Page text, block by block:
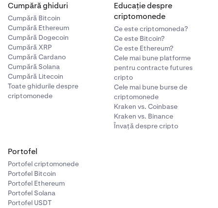
Cumpără ghiduri
Cumpără Bitcoin
Cumpără Ethereum
Cumpără Dogecoin
Cumpără XRP
Cumpără Cardano
Cumpără Solana
Cumpără Litecoin
Toate ghidurile despre
criptomonede
Educație despre
criptomonede
Ce este criptomoneda?
Ce este Bitcoin?
Ce este Ethereum?
Cele mai bune platforme
pentru contracte futures
cripto
Cele mai bune burse de
criptomonede
Kraken vs. Coinbase
Kraken vs. Binance
Învață despre cripto
Portofel
Portofel criptomonede
Portofel Bitcoin
Portofel Ethereum
Portofel Solana
Portofel USDT